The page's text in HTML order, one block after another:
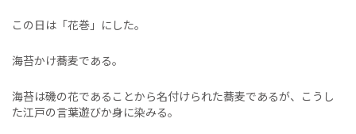
この日は「花巻」にした。
海苔かけ蕎麦である。
海苔は磯の花であることから名付けられた蕎麦であるが、こうし
た江戸の言葉遊びか身に染みる。